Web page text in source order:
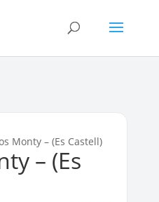
Monty – (Es Castell)
– (Es